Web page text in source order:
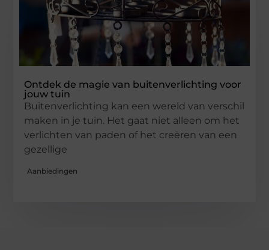
Ontdek de magie van buitenverlichting voor
jouw tuin
Buitenverlichting kan een wereld van verschil
maken in je tuin. Het gaat niet alleen om het
verlichten van paden of het creëren van een
gezellige
Aanbiedingen